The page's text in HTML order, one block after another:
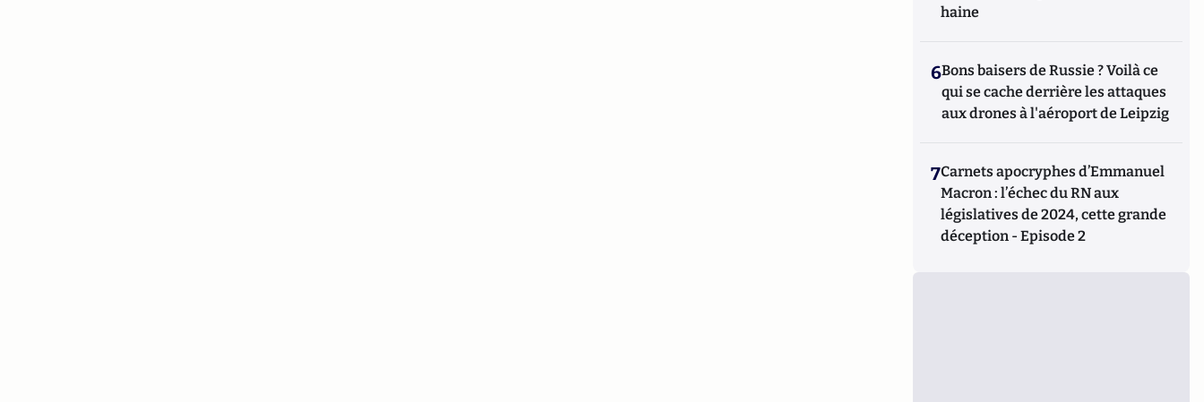
haine
6Bons baisers de Russie ? Voilà ce
qui se cache derrière les attaques
aux drones à l'aéroport de Leipzig
7Carnets apocryphes d’Emmanuel
Macron : l’échec du RN aux
législatives de 2024, cette grande
déception - Episode 2